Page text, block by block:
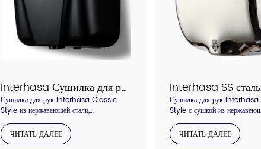
Interhasa Сушилка для рук из нержавеющей стали Модель 90005
Сушилка для рук Interhasa Classic
Style из нержавеющей стали,
высокоскоростная сушилка высушит ваши
руки за 5 секунд, на выбор щетка или
блестящая нержавеющая сталь
ЧИТАТЬ ДАЛЕЕ
Сушилка для рук
Style с сушкой из
высокоскоростная сушилка
руки за 5 секунд, на выбор
блестящая нержавеющая сталь
ЧИТАТЬ ДАЛЕЕ